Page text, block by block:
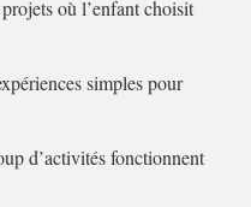
où l’enfant choisit
simples pour
d’activités fonctionnent